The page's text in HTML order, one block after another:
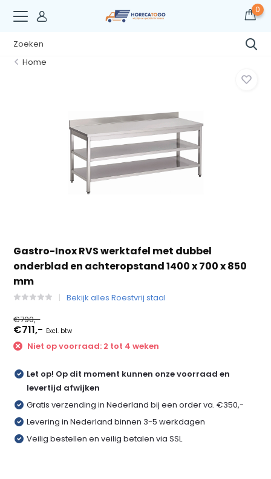
0
Home
Gastro-Inox RVS werktafel met dubbel
onderblad en achteropstand 1400 x 700 x 850
mm
Bekijk alles Roestvrij staal
€790,-
€711,- Excl. btw
Niet op voorraad: 2 tot 4 weken
Let op! Op dit moment kunnen onze voorraad en
levertijd afwijken
Gratis verzending in Nederland bij een order va. €350,-
Levering in Nederland binnen 3-5 werkdagen
Veilig bestellen en veilig betalen via SSL